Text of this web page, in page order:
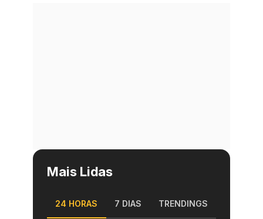
Mais Lidas
24 HORAS 7 DIAS TRENDINGS